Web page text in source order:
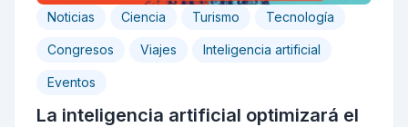
Noticias Ciencia Turismo Tecnología
Congresos Viajes Inteligencia artificial
Eventos
La inteligencia artificial optimizará el